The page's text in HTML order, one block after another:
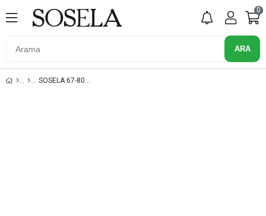
0
SOSELA 67-8024 BEYAZ